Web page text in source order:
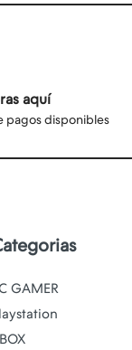
aquí
pagos disponibles
GAMER